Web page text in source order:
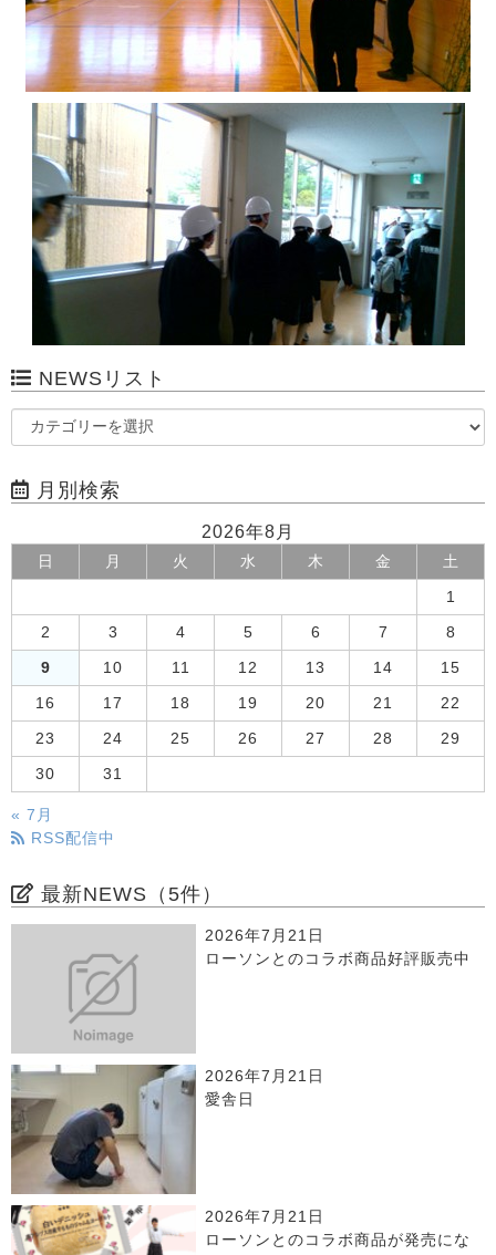
NEWSリスト
月別検索
2026年8月
日 月 火 水 木 金 土
1
2 3 4 5 6 7 8
9 10 11 12 13 14 15
16 17 18 19 20 21 22
23 24 25 26 27 28 29
30 31
« 7月
RSS配信中
最新NEWS（5件）
2026年7月21日
ローソンとのコラボ商品好評販売中
2026年7月21日
愛舎日
2026年7月21日
ローソンとのコラボ商品が発売にな